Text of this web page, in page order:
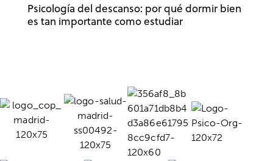
Psicología del descanso: por qué dormir bien
es tan importante como estudiar